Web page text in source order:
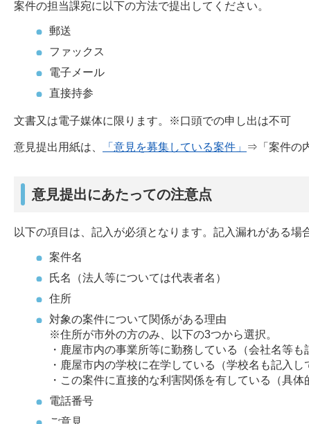
案件の担当課宛に以下の方法で提出してください。
郵送
ファックス
電子メール
直接持参
文書又は電子媒体に限ります。※口頭での申し出は不可
意見提出用紙は、 「意見を募集している案件」 ⇒「案件の
意見提出にあたっての注意点
以下の項目は、記入が必須となります。記入漏れがある場
案件名
氏名（法人等については代表者名）
住所
対象の案件について関係がある理由
※住所が市外の方のみ、以下の3つから選択。
・鹿屋市内の事業所等に勤務している（会社名等も
・鹿屋市内の学校に在学している（学校名も記入し
・この案件に直接的な利害関係を有している（具体
電話番号
ご意見